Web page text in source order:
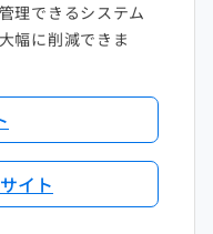
理できるシステム
幅に削減できま
イト